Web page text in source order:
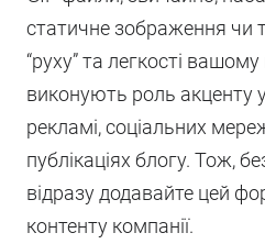
статичне зображення чи
“руху” та легкості
виконують роль акценту
рекламі, соціальних
публікаціях блогу. Тож,
відразу додавайте цей
контенту компанії.